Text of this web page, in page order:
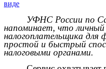
УФНС России по
напоминает, что
налогоплательщика для
простой и быстрый
налоговыми органами.